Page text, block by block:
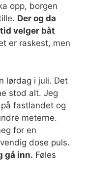
opp, borgen
Der og da
velger båt
er raskest, men
lørdag i juli. Det
stod alt. Jeg
fastlandet og
meterne.
for en
dose puls.
gå inn. Føles